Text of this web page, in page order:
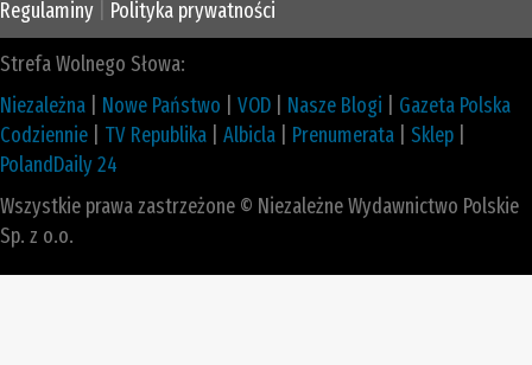
Regulaminy
Polityka prywatności
Strefa Wolnego Słowa:
Niezależna
Nowe Państwo VOD Nasze Blogi
Gazeta Polska
Codziennie
TV Republika Albicla Prenumerata Sklep
PolandDaily 24
Wszystkie prawa zastrzeżone © Niezależne Wydawnictwo Polskie
Sp. z o.o.